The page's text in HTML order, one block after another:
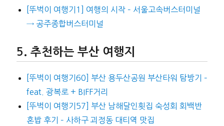
[뚜벅이 여행기1] 여행의 시작 – 서울고속버스터미널
→ 공주종합버스터미널
추천하는 부산 여행지
[뚜벅이 여행기60] 부산 용두산공원 부산타워 탐방기 –
feat. 광복로 + BIFF거리
[뚜벅이 여행기57] 부산 남해달인횟집 숙성회 회백반
혼밥 후기 – 사하구 괴정동 대티역 맛집